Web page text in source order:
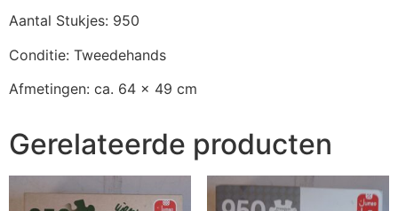
Aantal Stukjes: 950
Conditie: Tweedehands
Afmetingen: ca. 64 x 49 cm
Gerelateerde producten